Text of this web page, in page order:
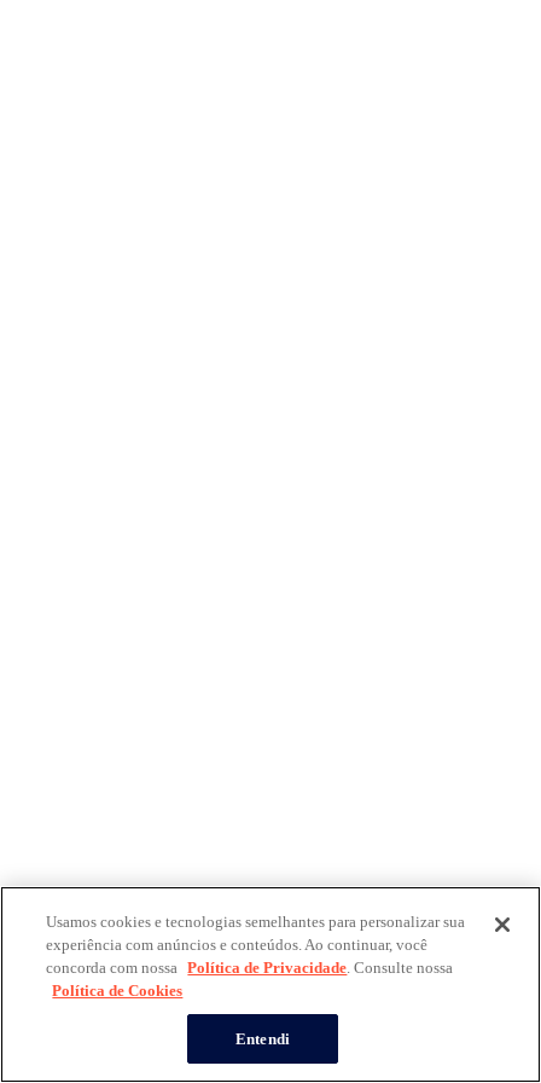
Usamos cookies e tecnologias semelhantes para personalizar sua
experiência com anúncios e conteúdos. Ao continuar, você
concorda com nossa Política de Privacidade. Consulte nossa
Política de Cookies
Entendi